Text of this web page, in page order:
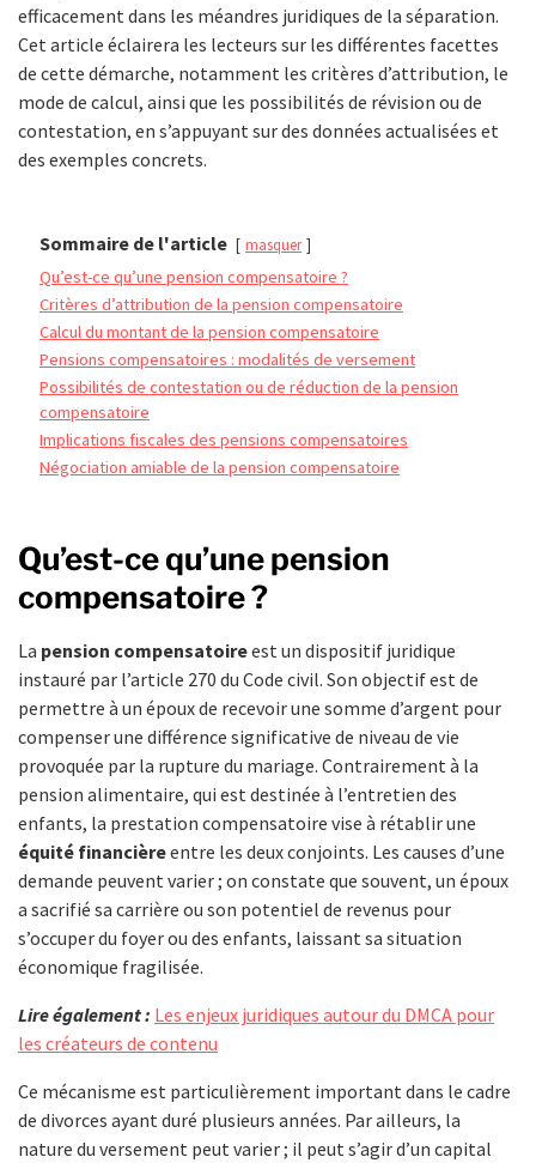
efficacement dans les méandres juridiques de la séparation.
Cet article éclairera les lecteurs sur les différentes facettes
de cette démarche, notamment les critères d’attribution, le
mode de calcul, ainsi que les possibilités de révision ou de
contestation, en s’appuyant sur des données actualisées et
des exemples concrets.
Sommaire de l'article masquer
Qu’est-ce qu’une pension compensatoire ?
Critères d’attribution de la pension compensatoire
Calcul du montant de la pension compensatoire
Pensions compensatoires : modalités de versement
Possibilités de contestation ou de réduction de la pension
compensatoire
Implications fiscales des pensions compensatoires
Négociation amiable de la pension compensatoire
Qu’est-ce qu’une pension
compensatoire ?
La pension compensatoireest un dispositif juridique
instauré par l’article 270 du Code civil. Son objectif est de
permettre à un époux de recevoir une somme d’argent pour
compenser une différence significative de niveau de vie
provoquée par la rupture du mariage. Contrairement à la
pension alimentaire, qui est destinée à l’entretien des
enfants, la prestation compensatoire vise à rétablir une
équité financièreentre les deux conjoints. Les causes d’une
demande peuvent varier ; on constate que souvent, un époux
a sacrifié sa carrière ou son potentiel de revenus pour
s’occuper du foyer ou des enfants, laissant sa situation
économique fragilisée.
Lire également : Les enjeux juridiques autour du DMCA pour
les créateurs de contenu
Ce mécanisme est particulièrement important dans le cadre
de divorces ayant duré plusieurs années. Par ailleurs, la
nature du versement peut varier ; il peut s’agir d’un capital